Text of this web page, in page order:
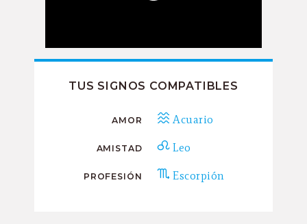
TUS SIGNOS COMPATIBLES
AMOR Acuario
AMISTAD Leo
PROFESIÓN Escorpión